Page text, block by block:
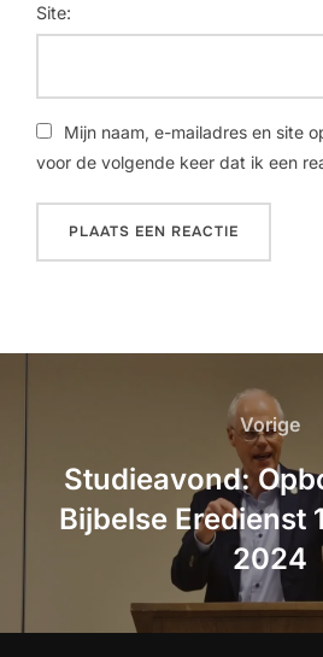
Site:
Mijn naam, e-mailadres en site
voor de volgende keer dat ik een
Vorige
Studieavond:
Bijbelse Eredienst
2024